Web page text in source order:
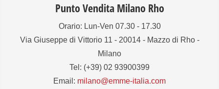
Punto Vendita Milano Rho
Orario: Lun-Ven 07.30 - 17.30
Via Giuseppe di Vittorio 11 - 20014 - Mazzo di Rho -
Milano
Tel: (+39) 02 93900399
Email: milano@emme-italia.com